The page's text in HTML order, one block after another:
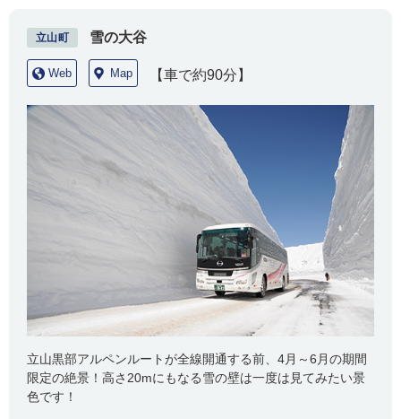
立山町 雪の大谷
Web Map 【車で約90分】
立山黒部アルペンルートが全線開通する前、4月～6月の期間
限定の絶景！高さ20mにもなる雪の壁は一度は見てみたい景
色です！